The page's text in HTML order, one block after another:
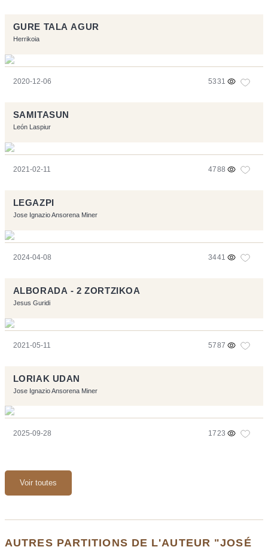
GURE TALA AGUR
Herrikoia
2020-12-06 5331
SAMITASUN
León Laspiur
2021-02-11 4788
LEGAZPI
Jose Ignazio Ansorena Miner
2024-04-08 3441
ALBORADA - 2 ZORTZIKOA
Jesus Guridi
2021-05-11 5787
LORIAK UDAN
Jose Ignazio Ansorena Miner
2025-09-28 1723
Voir toutes
AUTRES PARTITIONS DE L'AUTEUR "JOSÉ